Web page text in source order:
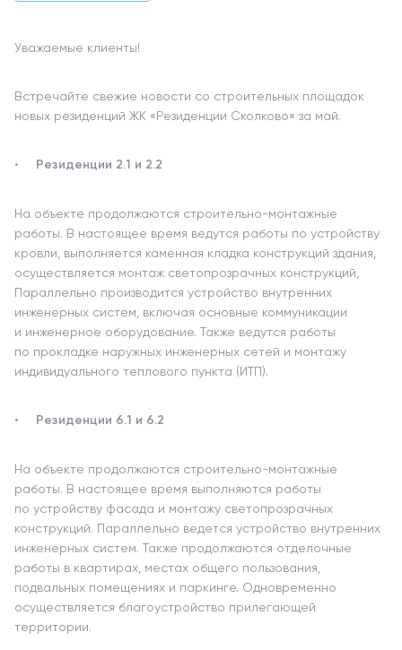
Уважаемые клиенты!
Встречайте свежие новости со строительных площадок
новых резиденций ЖК «Резиденции Сколково» за май.
Резиденции 2.1 и 2.2
На объекте продолжаются строительно-монтажные
работы. В настоящее время ведутся работы по устройству
кровли, выполняется каменная кладка конструкций здания,
осуществляется монтаж светопрозрачных конструкций,
Параллельно производится устройство внутренних
инженерных систем, включая основные коммуникации
и инженерное оборудование. Также ведутся работы
по прокладке наружных инженерных сетей и монтажу
индивидуального теплового пункта (ИТП).
Резиденции 6.1 и 6.2
На объекте продолжаются строительно-монтажные
работы. В настоящее время выполняются работы
по устройству фасада и монтажу светопрозрачных
конструкций. Параллельно ведется устройство внутренних
инженерных систем. Также продолжаются отделочные
работы в квартирах, местах общего пользования,
подвальных помещениях и паркинге. Одновременно
осуществляется благоустройство прилегающей
территории.